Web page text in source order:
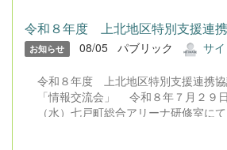
お知らせ 08/05 パブリック サ
令和８年度 上北地区特別支援連携
「情報交流会」 令和８年７月２９日
（水）七戸町総合アリーナ研修室に